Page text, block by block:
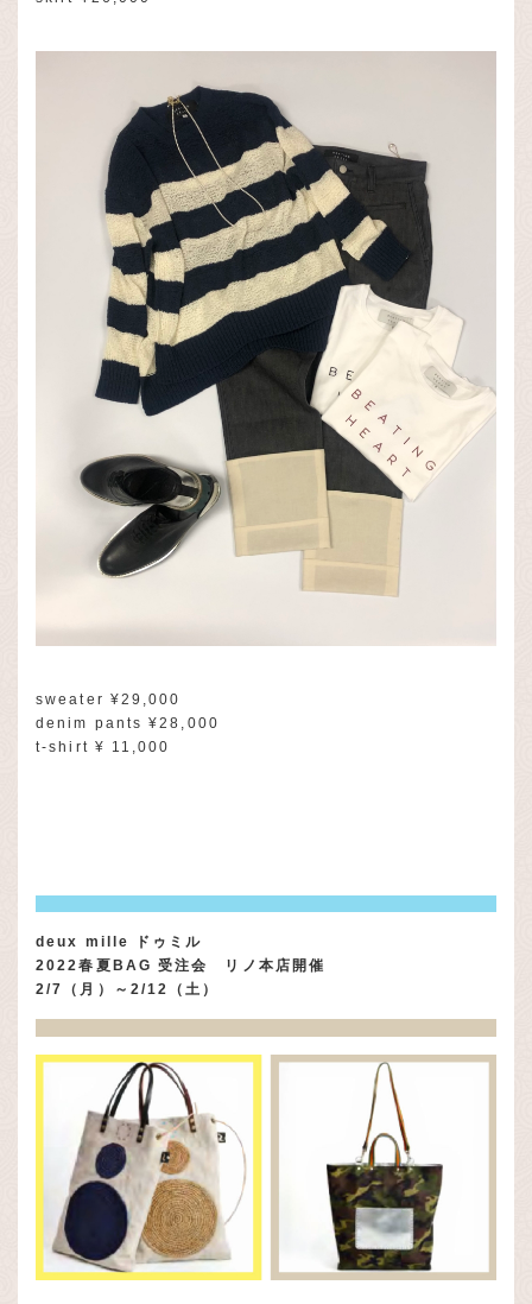
sweater ¥29,000
denim pants ¥28,000
t-shirt ¥ 11,000
deux mille ドゥミル
2022春夏BAG 受注会 リノ本店開催
2/7（月）～2/12（土）